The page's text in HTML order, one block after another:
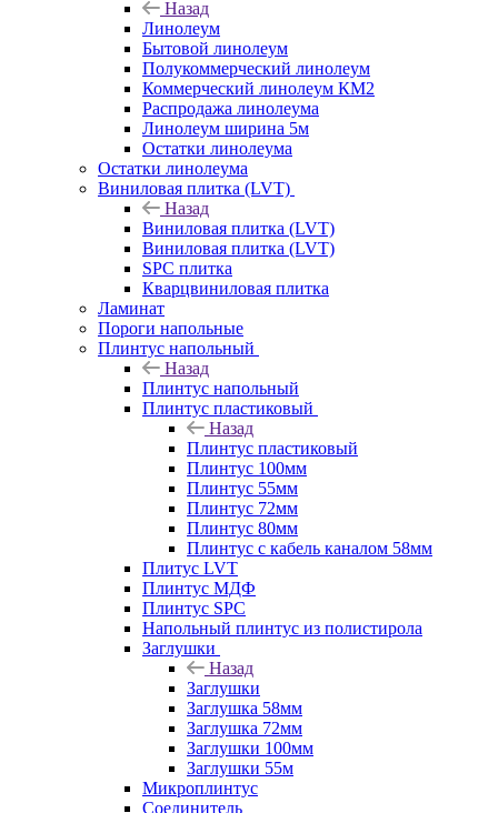
Назад
Линолеум
Бытовой линолеум
Полукоммерческий линолеум
Коммерческий линолеум КМ2
Распродажа линолеума
Линолеум ширина 5м
Остатки линолеума
Остатки линолеума
Виниловая плитка (LVT)
Назад
Виниловая плитка (LVT)
Виниловая плитка (LVT)
SPC плитка
Кварцвиниловая плитка
Ламинат
Пороги напольные
Плинтус напольный
Назад
Плинтус напольный
Плинтус пластиковый
Назад
Плинтус пластиковый
Плинтус 100мм
Плинтус 55мм
Плинтус 72мм
Плинтус 80мм
Плинтус с кабель каналом 58мм
Плитус LVT
Плинтус МДФ
Плинтус SPC
Напольный плинтус из полистирола
Заглушки
Назад
Заглушки
Заглушка 58мм
Заглушка 72мм
Заглушки 100мм
Заглушки 55м
Микроплинтус
Соединитель